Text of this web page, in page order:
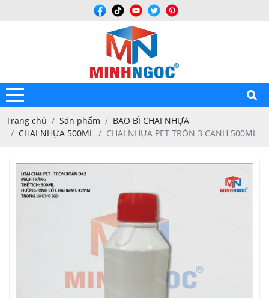
Trang chủ Sản phẩm
BAO BÌ CHAI NHỰA
CHAI NHỰA 500ML
CHAI NHỰA PET TRÒN 3 CÁNH 500ML